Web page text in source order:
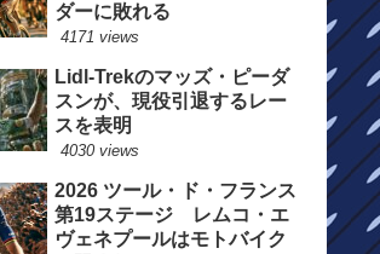
ダーに敗れる
4171 views
Lidl-Trekのマッズ・ピーダ
スンが、現役引退するレー
スを表明
4030 views
2026 ツール・ド・フランス
第19ステージ レムコ・エ
ヴェネプールはモトバイク